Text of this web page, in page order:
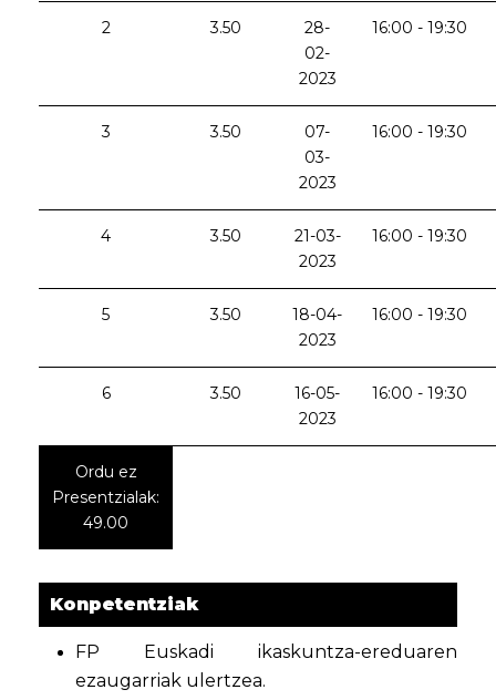
2 3.50
28-
02-
2023
16:00 - 19:30
3 3.50
07-
03-
2023
16:00 - 19:30
4 3.50
21-03-
2023
16:00 - 19:30
5 3.50
18-04-
2023
16:00 - 19:30
6 3.50
16-05-
2023
16:00 - 19:30
Ordu ez
Presentzialak:
49.00
Konpetentziak
FP Euskadi ikaskuntza-ereduaren
ezaugarriak ulertzea.